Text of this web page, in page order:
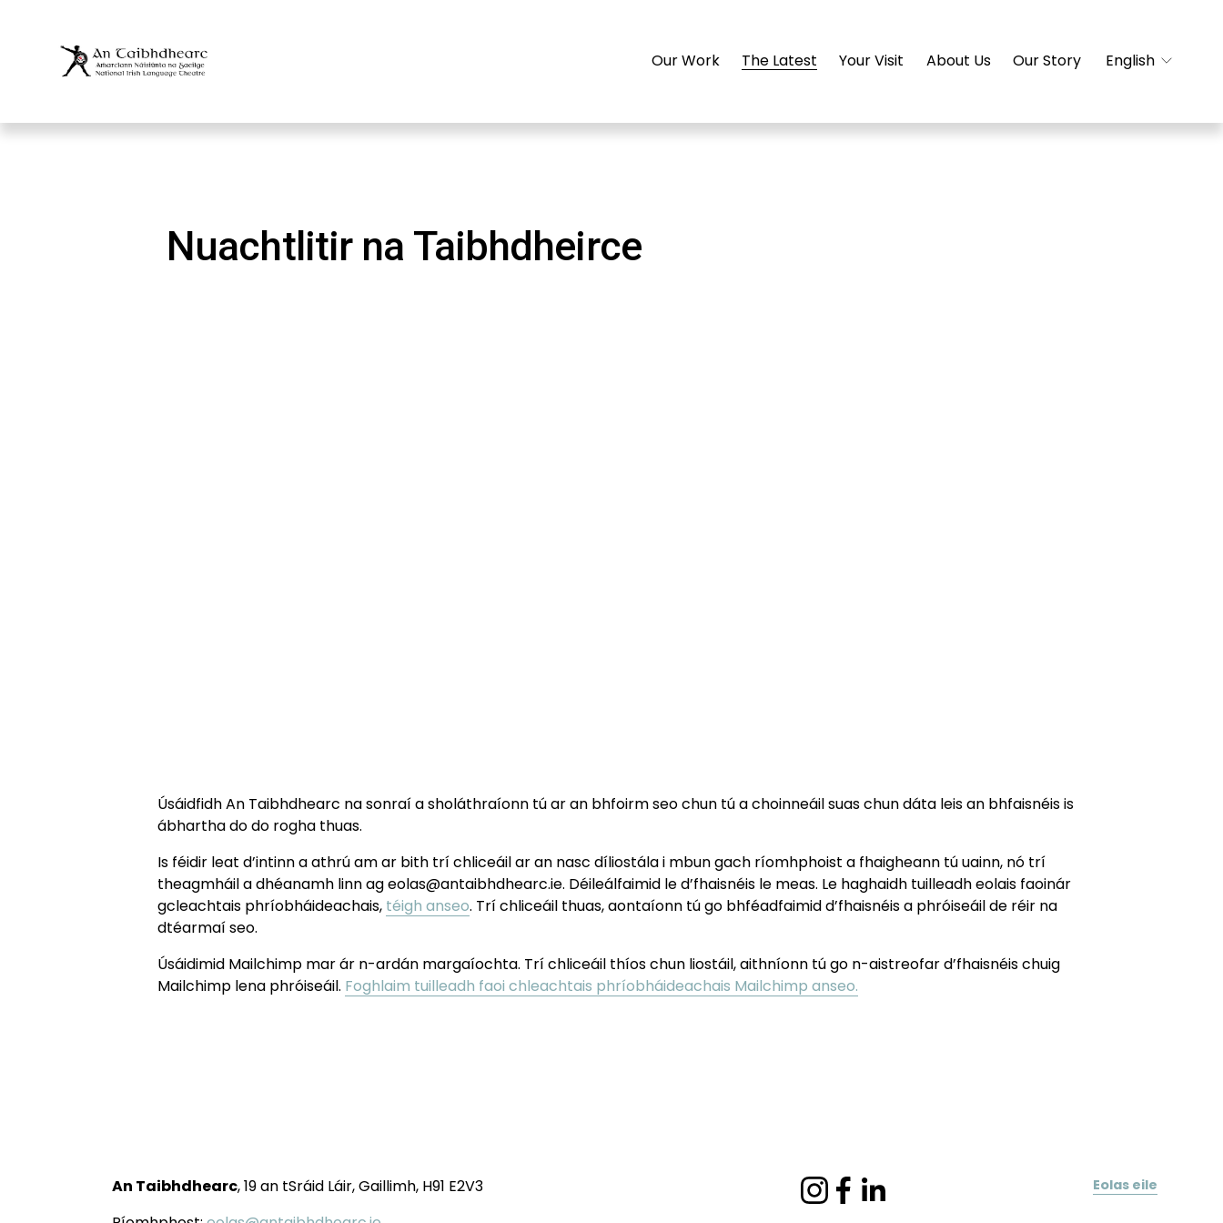
Our Work The Latest Your Visit About Us Our Story English
Nuachtlitir na Taibhdheirce
Úsáidfidh An Taibhdhearc ​​na sonraí a sholáthraíonn tú ar an bhfoirm seo chun tú a choinneáil suas chun dáta leis an bhfaisnéis is
ábhartha do do rogha thuas.
Is féidir leat d’intinn a athrú am ar bith trí chliceáil ar an nasc díliostála i mbun gach ríomhphoist a fhaigheann tú uainn, nó trí
theagmháil a dhéanamh linn ag eolas@antaibhdhearc.ie. Déileálfaimid le d’fhaisnéis le meas. Le haghaidh tuilleadh eolais faoinár
gcleachtais phríobháideachais, téigh anseo. Trí chliceáil thuas, aontaíonn tú go bhféadfaimid d’fhaisnéis a phróiseáil de réir na
dtéarmaí seo.
Úsáidimid Mailchimp mar ár n-ardán margaíochta. Trí chliceáil thíos chun liostáil, aithníonn tú go n-aistreofar d’fhaisnéis chuig
Mailchimp lena phróiseáil. Foghlaim tuilleadh faoi chleachtais phríobháideachais Mailchimp anseo.
An Taibhdhearc, 19 an tSráid Láir, Gaillimh, H91 E2V3
Eolas eile